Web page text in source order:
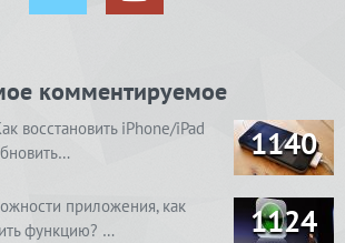
комментируемое
восстановить iPhone/iPad
1140
приложения, как
функцию? …
1124